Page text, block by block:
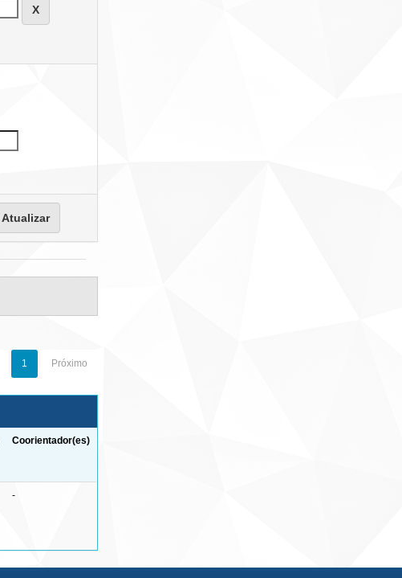
1 Próximo
Coorientador(es)
-